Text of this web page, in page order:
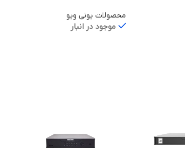
محصولات یونی ویو
موجود در انبار